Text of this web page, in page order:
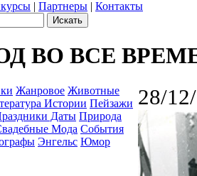
| Партнеры | Контакты
ВО ВСЕ
Жанровое Животные
Истории Пейзажи
Даты Природа
Мода События
Энгельс Юмор
28/